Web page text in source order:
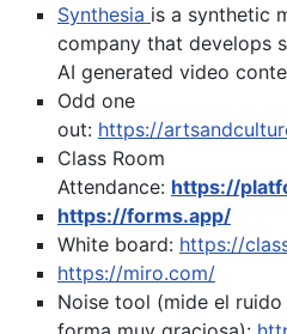
Synthesia is a synthetic
company that develops
AI generated video
Odd one
out: https://
Class Room
Attendance: https://
https://forms.app/
White board: https://
https://miro.com/
Noise tool (mide el ruido